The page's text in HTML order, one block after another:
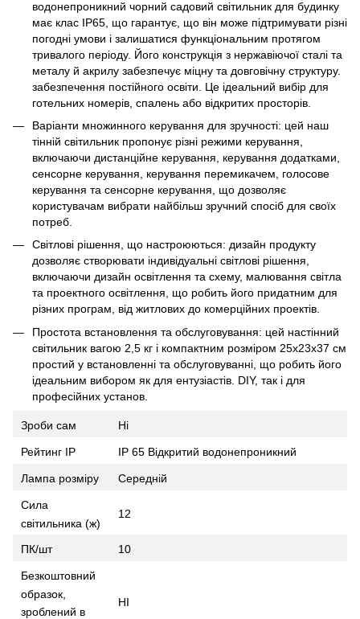
водонепроникний чорний садовий світильник для будинку
має клас IP65, що гарантує, що він може підтримувати різні
погодні умови і залишатися функціональним протягом
тривалого періоду. Його конструкція з нержавіючої сталі та
металу й акрилу забезпечує міцну та довговічну структуру.
забезпечення постійного освіти. Це ідеальний вибір для
готельних номерів, спалень або відкритих просторів.
Варіанти множинного керування для зручності: цей наш
тінній світильник пропонує різні режими керування,
включаючи дистанційне керування, керування додатками,
сенсорне керування, керування перемикачем, голосове
керування та сенсорне керування, що дозволяє
користувачам вибрати найбільш зручний спосіб для своїх
потреб.
Світлові рішення, що настроюються: дизайн продукту
дозволяє створювати індивідуальні світлові рішення,
включаючи дизайн освітлення та схему, малювання світла
та проектного освітлення, що робить його придатним для
різних програм, від житлових до комерційних проектів.
Простота встановлення та обслуговування: цей настінний
світильник вагою 2,5 кг і компактним розміром 25x23x37 см
простий у встановленні та обслуговуванні, що робить його
ідеальним вибором як для ентузіастів. DIY, так і для
професійних установ.
Зроби сам Ні
Рейтинг IP IP 65 Відкритий водонепроникний
Лампа розміру Середній
Сила
світильника (ж)
12
ПК/шт 10
Безкоштовний
образок,
зроблений в
НІ